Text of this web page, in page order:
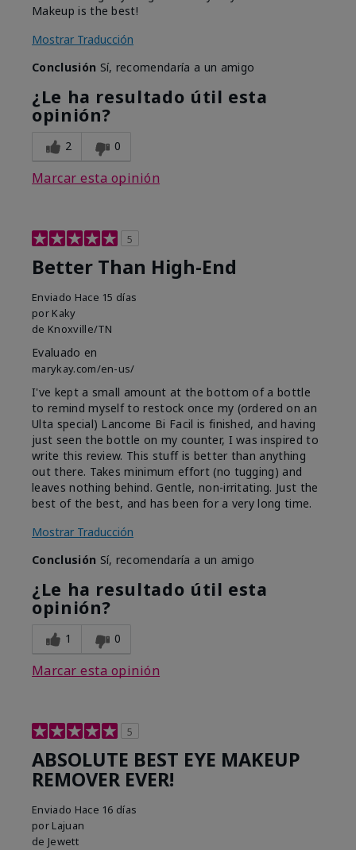
Makeup is the best!
Mostrar Traducción
Conclusión Sí, recomendaría a un amigo
¿Le ha resultado útil esta
opinión?
2 0
Marcar esta opinión
5
Better Than High-End
Enviado Hace 15 días
por Kaky
de Knoxville/TN
Evaluado en
marykay.com/en-us/
I've kept a small amount at the bottom of a bottle
to remind myself to restock once my (ordered on an
Ulta special) Lancome Bi Facil is finished, and having
just seen the bottle on my counter, I was inspired to
write this review. This stuff is better than anything
out there. Takes minimum effort (no tugging) and
leaves nothing behind. Gentle, non-irritating. Just the
best of the best, and has been for a very long time.
Mostrar Traducción
Conclusión Sí, recomendaría a un amigo
¿Le ha resultado útil esta
opinión?
1 0
Marcar esta opinión
5
ABSOLUTE BEST EYE MAKEUP
REMOVER EVER!
Enviado Hace 16 días
por Lajuan
de Jewett